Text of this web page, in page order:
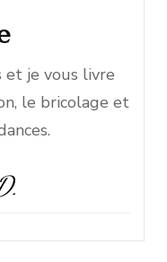
et je vous livre
le bricolage et